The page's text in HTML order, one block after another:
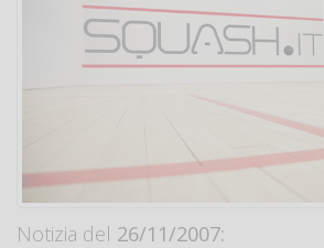
Notizia del 26/11/2007: